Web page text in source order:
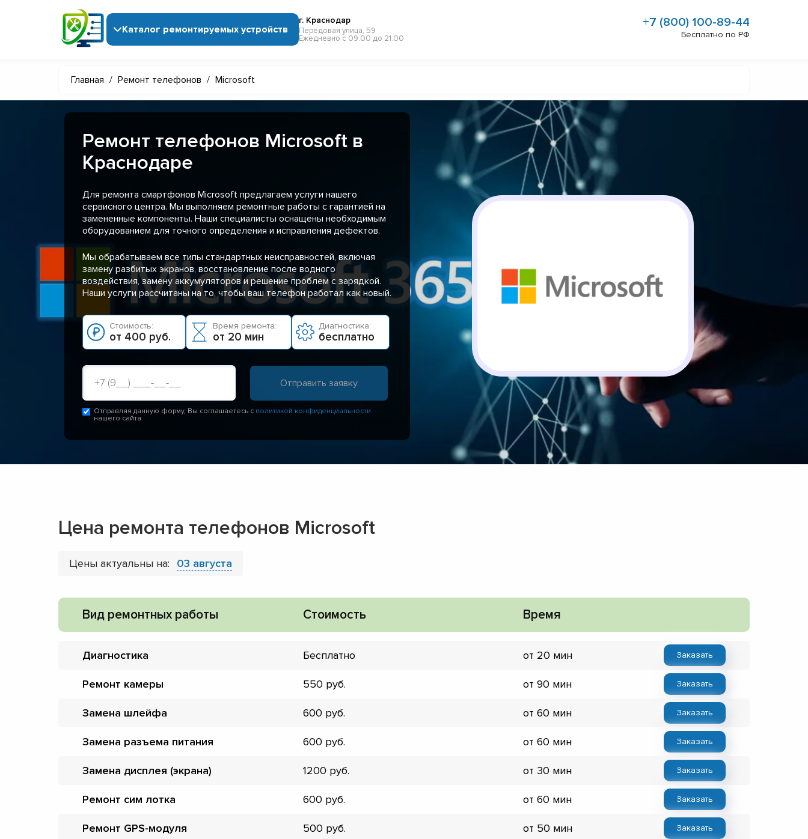
Каталог ремонтируемых устройств
г. Краснодар
Передовая улица, 59
Ежедневно с 09:00 до 21:00
+7 (800) 100-89-44
Бесплатно по РФ
Главная / Ремонт телефонов / Microsoft
Ремонт телефонов Microsoft в
Краснодаре
Для ремонта смартфонов Microsoft предлагаем услуги нашего
сервисного центра. Мы выполняем ремонтные работы с гарантией на
замененные компоненты. Наши специалисты оснащены необходимым
оборудованием для точного определения и исправления дефектов.
Мы обрабатываем все типы стандартных неисправностей, включая
замену разбитых экранов, восстановление после водного
воздействия, замену аккумуляторов и решение проблем с зарядкой.
Наши услуги рассчитаны на то, чтобы ваш телефон работал как новый.
Стоимость:
от 400 руб.
Время ремонта:
от 20 мин
Диагностика:
бесплатно
Отправляя данную форму, Вы соглашаетесь с политикой конфиденциальности
нашего сайта
Цена ремонта телефонов Microsoft
Цены актуальны на: 03 августа
Вид ремонтных работы Стоимость Время
Диагностика Бесплатно от 20 мин Заказать
Ремонт камеры 550 от 90 мин Заказать
Замена шлейфа 600 от 60 мин Заказать
Замена разъема питания 600 от 60 мин Заказать
Замена дисплея (экрана) 1200 от 30 мин Заказать
Ремонт сим лотка 600 от 60 мин Заказать
Ремонт GPS-модуля 500 от 50 мин Заказать